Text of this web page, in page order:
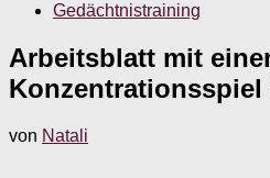
Gedächtnistraining
Arbeitsblatt mit
von Natali